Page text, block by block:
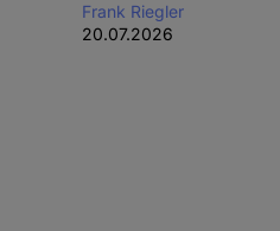
Frank Riegler
20.07.2026